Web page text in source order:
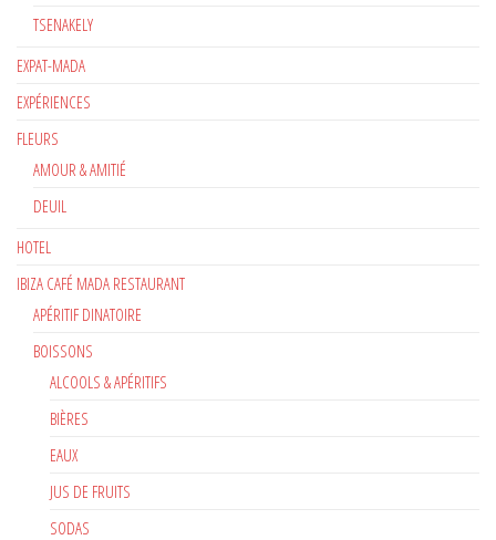
TSENAKELY
EXPAT-MADA
EXPÉRIENCES
FLEURS
AMOUR & AMITIÉ
DEUIL
HOTEL
IBIZA CAFÉ MADA RESTAURANT
APÉRITIF DINATOIRE
BOISSONS
ALCOOLS & APÉRITIFS
BIÈRES
EAUX
JUS DE FRUITS
SODAS